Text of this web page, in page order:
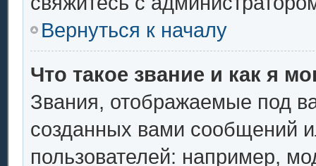
Вернуться к началу
Что такое звание и как я
Звания, отображаемые под
созданных вами сообщений
пользователей: например,